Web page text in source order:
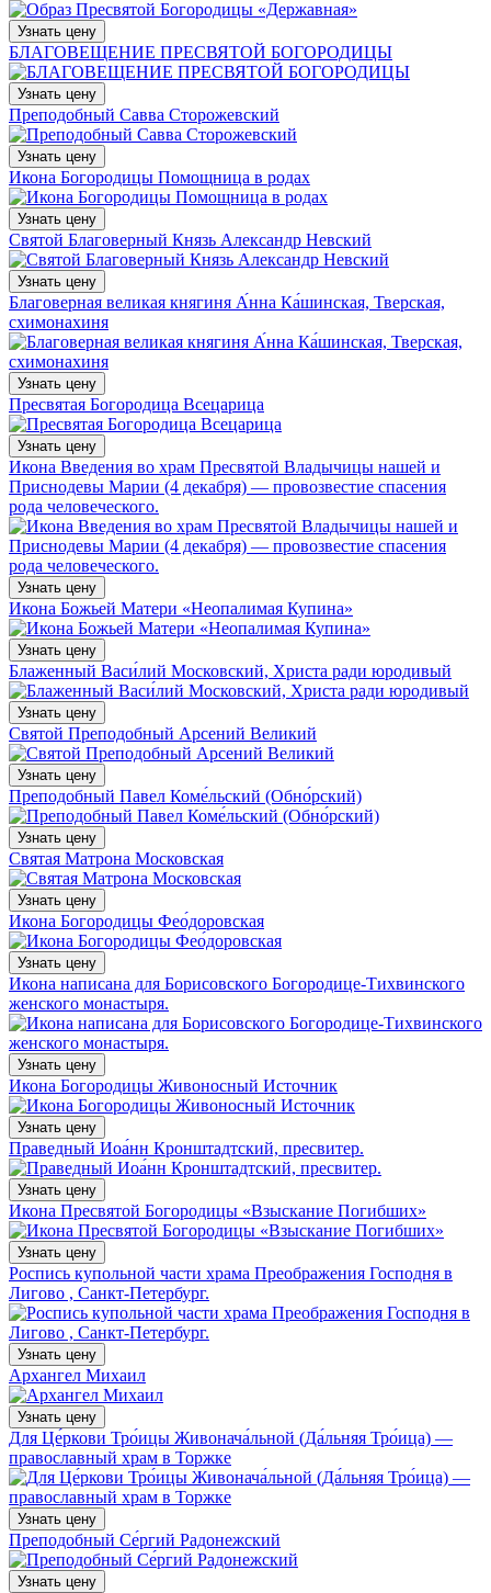
Узнать цену
БЛАГОВЕЩЕНИЕ ПРЕСВЯТОЙ БОГОРОДИЦЫ
Узнать цену
Преподобный Савва Сторожевский
Узнать цену
Икона Богородицы Помощница в родах
Узнать цену
Святой Благоверный Князь Александр Невский
Узнать цену
Благоверная великая княгиня А́нна Ка́шинская, Тверская,
схимонахиня
Узнать цену
Пресвятая Богородица Всецарица
Узнать цену
Икона Введения во храм Пресвятой Владычицы нашей и
Приснодевы Марии (4 декабря) — провозвестие спасения
рода человеческого.
Узнать цену
Икона Божьей Матери «Неопалимая Купина»
Узнать цену
Блаженный Васи́лий Московский, Христа ради юродивый
Узнать цену
Святой Преподобный Арсений Великий
Узнать цену
Преподобный Павел Коме́льский (Обно́рский)
Узнать цену
Святая Матрона Московская
Узнать цену
Икона Богородицы Фео́доровская
Узнать цену
Икона написана для Борисовского Богородице-Тихвинского
женского монастыря.
Узнать цену
Икона Богородицы Живоносный Источник
Узнать цену
Праведный Иоа́нн Кронштадтский, пресвитер.
Узнать цену
Икона Пресвятой Богородицы «Взыскание Погибших»
Узнать цену
Роспись купольной части храма Преображения Господня в
Лигово , Санкт-Петербург.
Узнать цену
Архангел Михаил
Узнать цену
Для Це́ркови Тро́ицы Живонача́льной (Да́льняя Тро́ица) —
православный храм в Торжке
Узнать цену
Преподобный Се́ргий Радонежский
Узнать цену